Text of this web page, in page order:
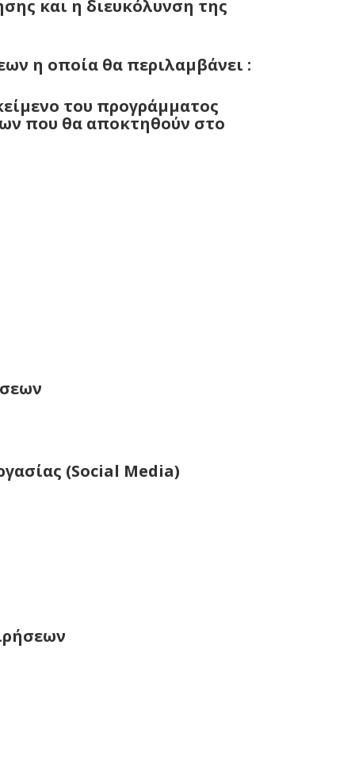
και η διευκόλυνση της
η οποία θα περιλαμβάνει :
του προγράμματος
που θα αποκτηθούν στο
(Social Media)